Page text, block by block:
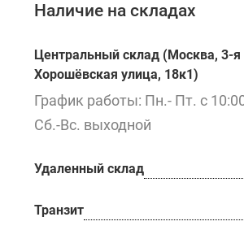
Наличие на складах
Центральный склад (Москва, 3-я
Хорошёвская улица, 18к1)
График работы: Пн.- Пт. с
Сб.-Вс. выходной
Удаленный склад
Транзит